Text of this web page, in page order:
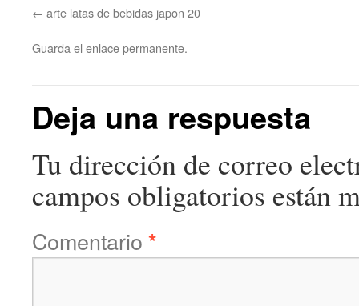
arte latas de bebidas japon 20
Guarda el enlace permanente.
Deja una respuesta
Tu dirección de correo
campos obligatorios están
Comentario *